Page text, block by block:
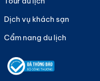
Hà Nội, hay như vé
- Sài Gòn luôn được
gian bay linh hoạt và
này mang đến sự lựa
đặc biệt trong các dịp
chuyển nhanh chóng
Dịch vụ khách sạn
Cẩm nang du lịch